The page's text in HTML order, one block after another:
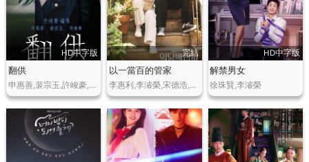
HD中字版
翻供
申惠善,裴宗玉,許峻豪,洪京,太恆浩,高昌錫,樸哲民
完結
以一當百的管家
李惠利,李濬榮,宋德浩,韓東希,太仁鎬,李奎翰,吳代煥,樸修榮,徐惠媛
HD中字版
解禁男女
徐珠賢,李濬榮